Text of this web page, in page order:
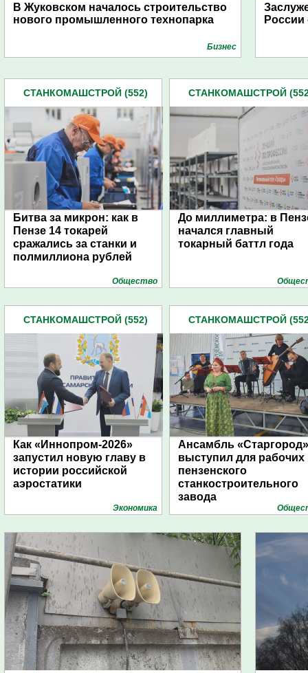
В Жуковском началось строительство
нового промышленного технопарка
Бизнес
России
СТАНКОМАШСТРОЙ (552)
Битва за микрон: как в
Пензе 14 токарей
сражались за станки и
полмиллиона рублей
Общество
СТАНКОМАШСТРОЙ
До миллиметра: в
начался главный
токарный баттл года
СТАНКОМАШСТРОЙ (552)
Как «Иннопром-2026»
запустил новую главу в
истории российской
аэростатики
Экономика
СТАНКОМАШСТРОЙ
Ансамбль «Старгород»
выступил для рабочих
пензенского
станкостроительного
завода